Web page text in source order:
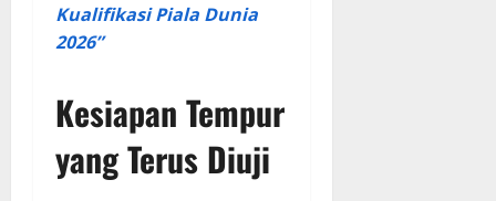
Kualifikasi Piala Dunia
2026”
Kesiapan Tempur
yang Terus Diuji